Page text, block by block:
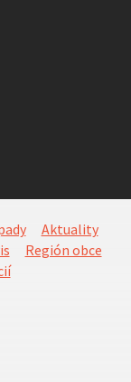
Aktuality
Región obce